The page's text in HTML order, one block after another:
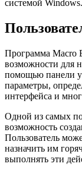
системой
Программа Macro
возможности для
помощью панели
параметры,
интерфейса и
Одной из самых
возможность
Пользователь
назначить им
выполнять эти